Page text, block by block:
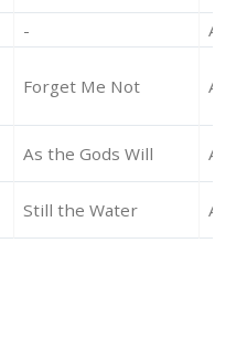
-
Forget Me Not
As the Gods Will
Still the Water